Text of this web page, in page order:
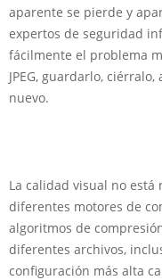
aparente se pierde y
expertos de seguridad
fácilmente el problema
JPEG, guardarlo,
nuevo.
La calidad visual no
diferentes motores de
algoritmos de
diferentes archivos,
configuración más alta